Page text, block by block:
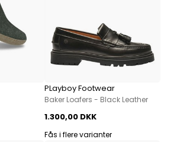
PLayboy Footwear
Baker Loafers - Black Leather
1.300,00 DKK
Fås i flere varianter